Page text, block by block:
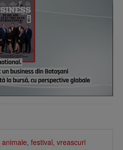
animale, festival, vreascuri